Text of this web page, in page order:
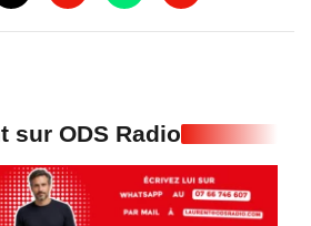
sur ODS Radio